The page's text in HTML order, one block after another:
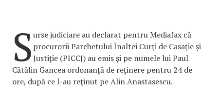
Surse judiciare au declarat pentru Mediafax că
procurorii Parchetului Înaltei Curţi de Casaţie şi
Justiţie (PICCJ) au emis şi pe numele lui Paul
Cătălin Gancea ordonanţă de reţinere pentru 24 de
ore, după ce l-au reţinut pe Alin Anastasescu.